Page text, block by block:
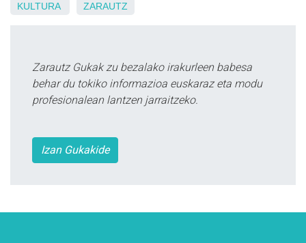
KULTURA ZARAUTZ
Zarautz Gukak zu bezalako irakurleen babesa
behar du tokiko informazioa euskaraz eta modu
profesionalean lantzen jarraitzeko.
Izan Gukakide